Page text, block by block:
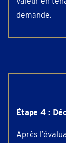
demande.
Étape 4 :
Après